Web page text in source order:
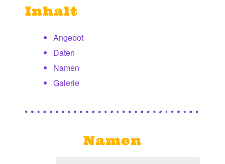
Inhalt
Angebot
Daten
Namen
Galerie
Namen